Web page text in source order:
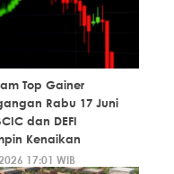
Top Gainer
Rabu 17 Juni
dan DEFI
Kenaikan
17:01 WIB